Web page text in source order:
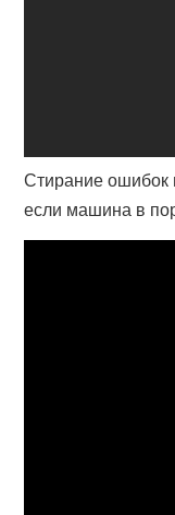
Стирание ошибок
если машина в